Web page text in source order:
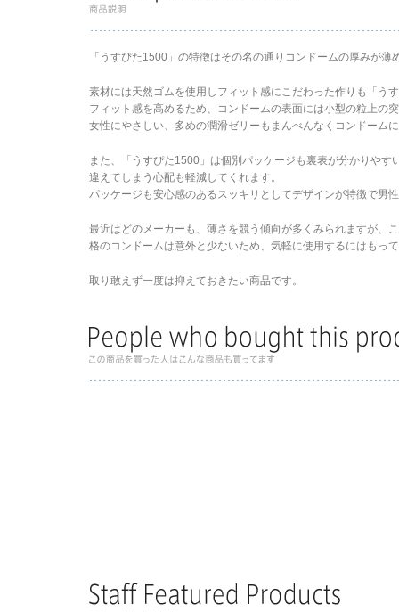
「うすぴた1500」の特徴はその名の通りコンドームの厚みが薄
素材には天然ゴムを使用しフィット感にこだわった作りも「う
フィット感を高めるため、コンドームの表面には小型の粒上の
女性にやさしい、多めの潤滑ゼリーもまんべんなくコンドーム
また、「うすぴた1500」は個別パッケージも裏表が分かりや
違えてしまう心配も軽減してくれます。
パッケージも安心感のあるスッキリとしてデザインが特徴で男
最近はどのメーカーも、薄さを競う傾向が多くみられますが、
格のコンドームは意外と少ないため、気軽に使用するにはもっ
取り敢えず一度は抑えておきたい商品です。